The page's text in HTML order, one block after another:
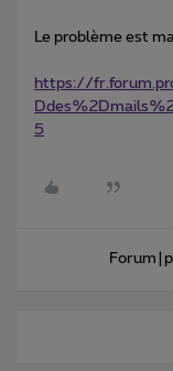
Le problème est
https://
5